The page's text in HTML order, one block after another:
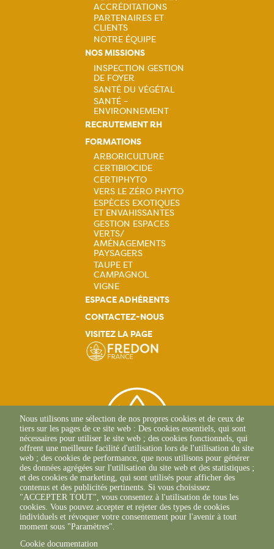
ACCRÉDITATIONS
PARTENAIRES ET
CLIENTS
NOTRE ÉQUIPE
NOS MISSIONS
Navigation
principale
INSPECTION GESTION
DE FOYER
SANTÉ DU VÉGÉTAL
SANTÉ –
ENVIRONNEMENT
RECRUTEMENT RH
FORMATIONS
Navigation
principale
ARBORICULTURE
CERTIBIOCIDE
CERTIPHYTO
VERS LE ZÉRO PHYTO
ESPÈCES EXOTIQUES
ET ENVAHISSANTES
GESTION ESPACES
VERTS/
AMÉNAGEMENTS
PAYSAGERS
TAUPE ET
CAMPAGNOL
VIGNE
ESPACE ADHÉRENTS
CONTACTEZ-NOUS
VISITEZ LA PAGE
2 Allée Du Lazio
69800 SAINT-PRIEST
+33(0)4 37 43 40 70
Nous utilisons une sélection de nos propres cookies et de ceux de
tiers sur les pages de ce site web : Des cookies essentiels, qui sont
nécessaires pour utiliser le site web ; des cookies fonctionnels, qui
offrent une meilleure facilité d'utilisation lors de l'utilisation du site
web ; des cookies de performance, que nous utilisons pour générer
des données agrégées sur l'utilisation du site web et des statistiques ;
et des cookies de marketing, qui sont utilisés pour afficher des
contenus et des publicités pertinents. Si vous choisissez
"ACCEPTER TOUT", vous consentez à l'utilisation de tous les
cookies. Vous pouvez accepter et rejeter des types de cookies
individuels et révoquer votre consentement pour l'avenir à tout
moment sous "Paramètres".
Cookie documentation